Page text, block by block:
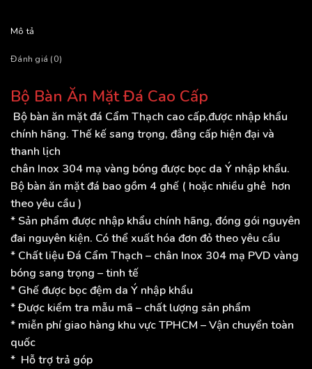
Mô tả
Đánh giá (0)
Bộ Bàn Ăn Mặt Đá Cao Cấp
Bộ bàn ăn mặt đá Cẩm Thạch cao cấp,được nhập khẩu
chính hãng. Thế kế sang trọng, đẳng cấp hiện đại và
thanh lịch
chân Inox 304 mạ vàng bóng được bọc da Ý nhập khẩu.
Bộ bàn ăn mặt đá bao gồm 4 ghế ( hoặc nhiều ghê hơn
theo yêu cầu )
* Sản phẩm được nhập khẩu chính hãng, đóng gói nguyên
đai nguyên kiện. Có thể xuất hóa đơn đỏ theo yêu cầu
* Chất liệu Đá Cẩm Thạch – chân Inox 304 mạ PVD vàng
bóng sang trọng – tinh tế
* Ghế được bọc đệm da Ý nhập khẩu
* Được kiểm tra mẫu mã – chất lượng sản phẩm
* miễn phí giao hàng khu vực TPHCM – Vận chuyển toàn
quốc
* Hỗ trợ trả góp